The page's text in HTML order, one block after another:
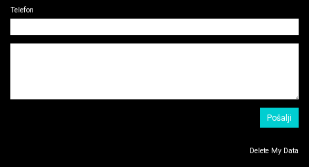
Telefon
Delete My Data